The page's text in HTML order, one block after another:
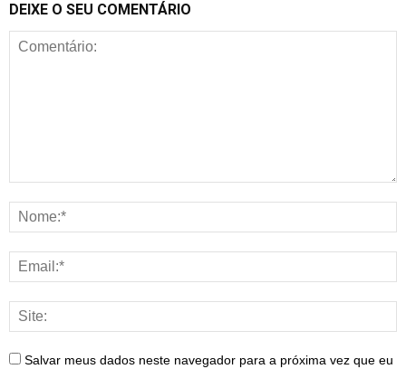
DEIXE O SEU COMENTÁRIO
Salvar meus dados neste navegador para a próxima vez que eu